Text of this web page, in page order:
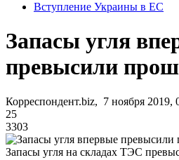
Вступление Украины в ЕС
Запасы угля
превысили
Корреспондент.biz, 7 ноября 2019,
25
3303
Запасы угля на складах ТЭС